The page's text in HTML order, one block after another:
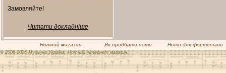
Замовляйте!
Читати докладніше
Нотний магазин Як придбати ноти Ноти для фортепіано
© 2008-2026 Музична Україна. Нотний інтернет магазин.